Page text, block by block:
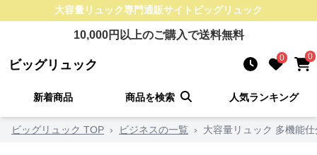
大容量リュック専門通販サイト ビッグリュック
10,000円以上のご購入で送料無料
ビッグリュック 0 0
新着商品 商品を検索 人気ランキング
ビッグリュック TOP › ビジネスの一覧 › 大容量リュック 多機能